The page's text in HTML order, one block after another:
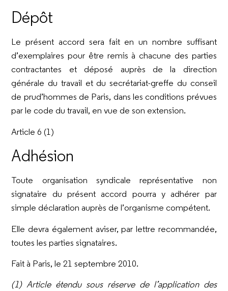
Dépôt
Le présent accord sera fait en un nombre suffisant
d’exemplaires pour être remis à chacune des parties
contractantes et déposé auprès de la direction
générale du travail et du secrétariat-greffe du conseil
de prud’hommes de Paris, dans les conditions prévues
par le code du travail, en vue de son extension.
Article 6 (1)
Adhésion
Toute organisation syndicale représentative non
signataire du présent accord pourra y adhérer par
simple déclaration auprès de l’organisme compétent.
Elle devra également aviser, par lettre recommandée,
toutes les parties signataires.
Fait à Paris, le 21 septembre 2010.
(1) Article étendu sous réserve de l’application des